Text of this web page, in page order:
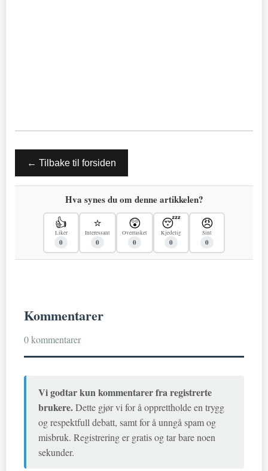
← Tilbake til forsiden
Hva synes du om denne artikkelen?
👍
Liker
0
⭐
Interessant
0
😲
Overrasket
0
😴
Kjedelig
0
😠
Sint
0
Kommentarer
0 kommentarer
Vi godtar kun kommentarer fra registrerte
brukere.Dette gjør vi for å opprettholde en trygg
og respektfull debatt, samt for å unngå spam og
misbruk. Registrering er gratis og tar bare noen
sekunder.